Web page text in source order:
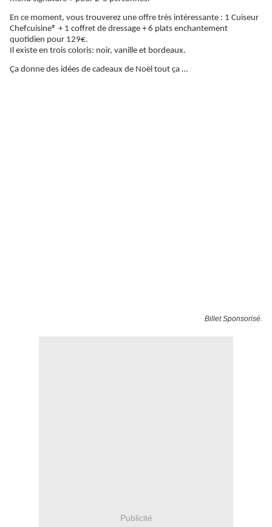
En ce moment, vous trouverez une offre très intéressante : 1 Cuiseur
Chefcuisine® + 1 coffret de dressage + 6 plats enchantement
quotidien pour 129€.
Il existe en trois coloris: noir, vanille et bordeaux.
Ça donne des idées de cadeaux de Noël tout ça …
Billet Sponsorisé.
Publicité